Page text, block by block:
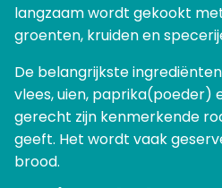
langzaam wordt gekookt
groenten, kruiden en
De belangrijkste
vlees, uien, paprika(poeder)
gerecht zijn kenmerkende
geeft. Het wordt vaak
brood.